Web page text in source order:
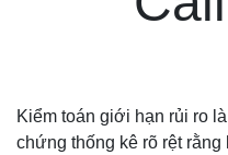
Kiểm toán giới hạn rủi ro
chứng thống kê rõ rệt